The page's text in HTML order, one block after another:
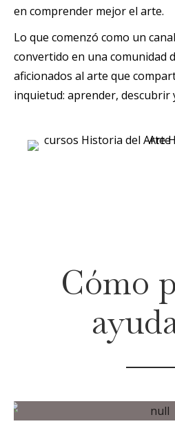
en comprender mejor el arte.
Lo que comenzó como un
convertido en una comunidad
aficionados al arte que
inquietud: aprender,
Cómo